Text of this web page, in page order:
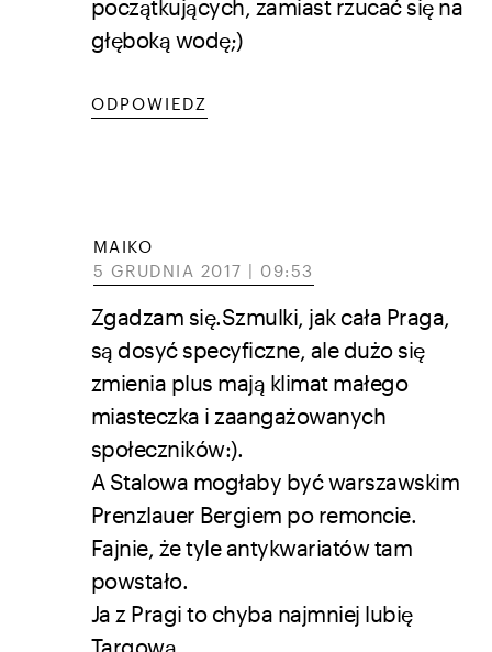
początkujących, zamiast rzucać się na
głęboką wodę;)
ODPOWIEDZ
MAIKO
5 GRUDNIA 2017 | 09:53
Zgadzam się.Szmulki, jak cała Praga,
są dosyć specyficzne, ale dużo się
zmienia plus mają klimat małego
miasteczka i zaangażowanych
społeczników:).
A Stalowa mogłaby być warszawskim
Prenzlauer Bergiem po remoncie.
Fajnie, że tyle antykwariatów tam
powstało.
Ja z Pragi to chyba najmniej lubię
Targową.